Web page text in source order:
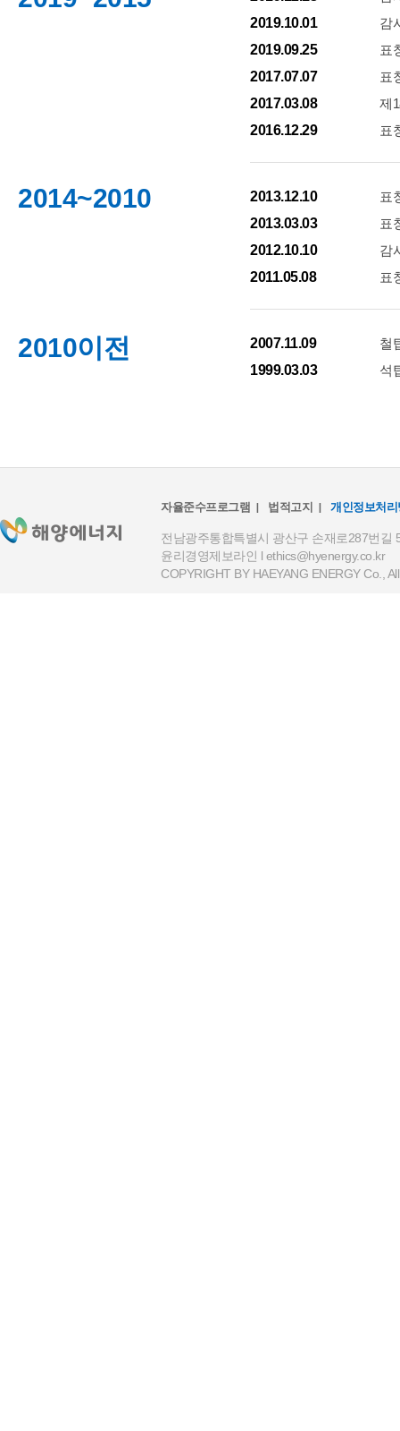
2019.10.01
감
2019.09.25
표
2017.07.07
표
2017.03.08
제
2016.12.29
표
2014~2010 2013.12.10
표
2013.03.03
표
2012.10.10
감
2011.05.08
표
2010이전 2007.11.09
철
1999.03.03
석
자율준수프로그램 법적고지 개인정보처리
전남광주통합특별시 광산구 손재로287번길
윤리경영제보라인 l ethics@hyenergy.co.kr
COPYRIGHT BY HAEYANG ENERGY Co.,